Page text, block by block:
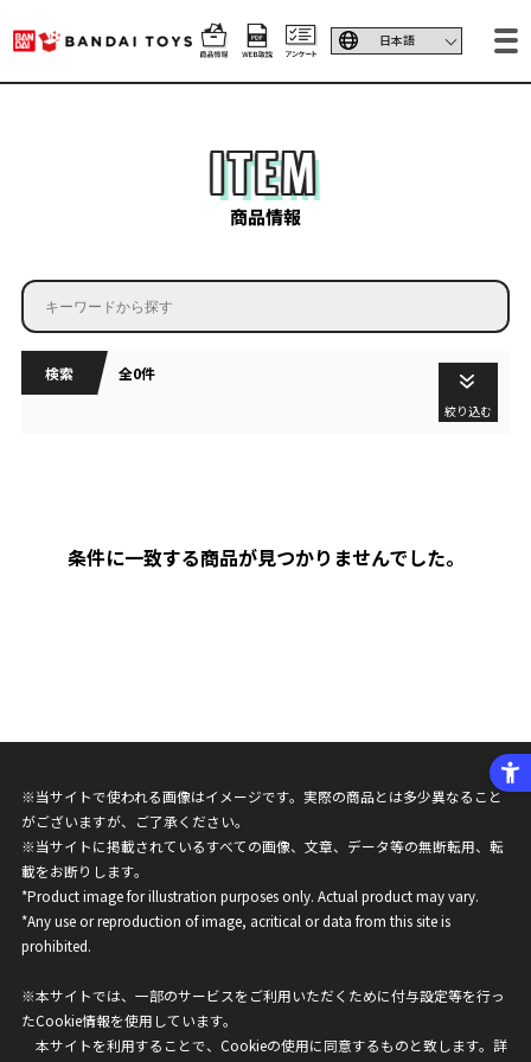
ITEM
商品情報
検索 全0件
絞り込む
条件に一致する商品が見つかりませんでした。
※当サイトで使われる画像はイメージです。実際の商品とは多少異なること
がございますが、ご了承ください。
※当サイトに掲載されているすべての画像、文章、データ等の無断転用、転
載をお断りします。
*Product image for illustration purposes only. Actual product may vary.
*Any use or reproduction of image, acritical or data from this site is
prohibited.
※本サイトでは、一部のサービスをご利用いただくために付与設定等を行っ
たCookie情報を使用しています。
本サイトを利用することで、Cookieの使用に同意するものと致します。詳